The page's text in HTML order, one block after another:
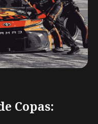
Copas: